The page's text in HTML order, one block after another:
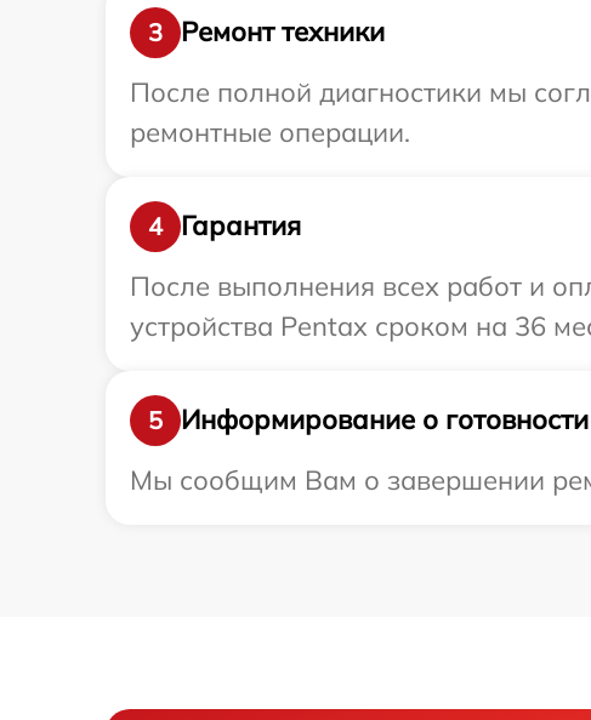
3
Ремонт техники
После полной диагностики мы
ремонтные операции.
4
Гарантия
После выполнения всех работ и
устройства Pentax сроком на 36
5
Информирование о готовности
Мы сообщим Вам о завершении